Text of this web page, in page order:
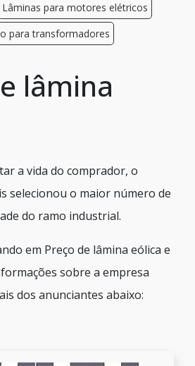
Lâminas para motores elétricos
para transformadores
lâmina
a vida do comprador, o
selecionou o maior número de
do ramo industrial.
em Preço de lâmina eólica e
sobre a empresa
dos anunciantes abaixo: